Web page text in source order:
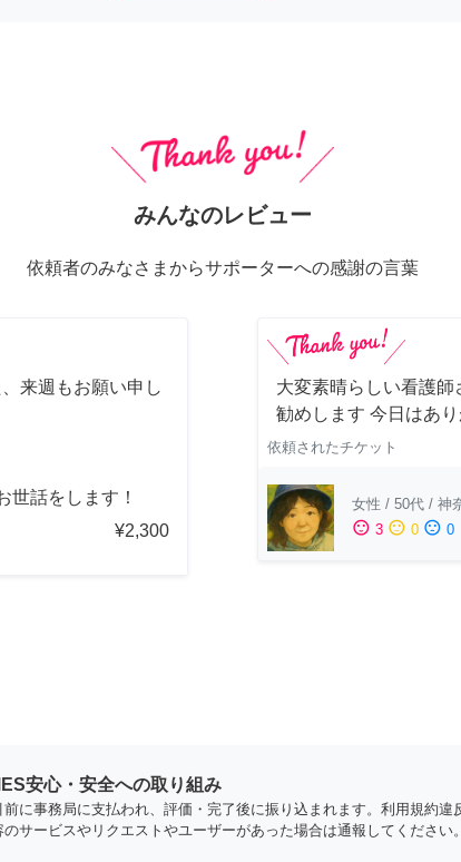
みんなのレビュー
依頼者のみなさまからサポーターへの感謝の言葉
来週もお願い申し
世話をします！
¥2,300
大変素晴らしい看護
勧めします 今日はあ
依頼されたチケット
女性 / 50代 / 神
sentiment_satisfied 3 sentiment_neutral 0 sentiment_dissatisfied 0
安心・安全への取り組み
前に事務局に支払われ、評価・完了後に振り込まれます。利用規約違
サービスやリクエストやユーザーがあった場合は通報してください。